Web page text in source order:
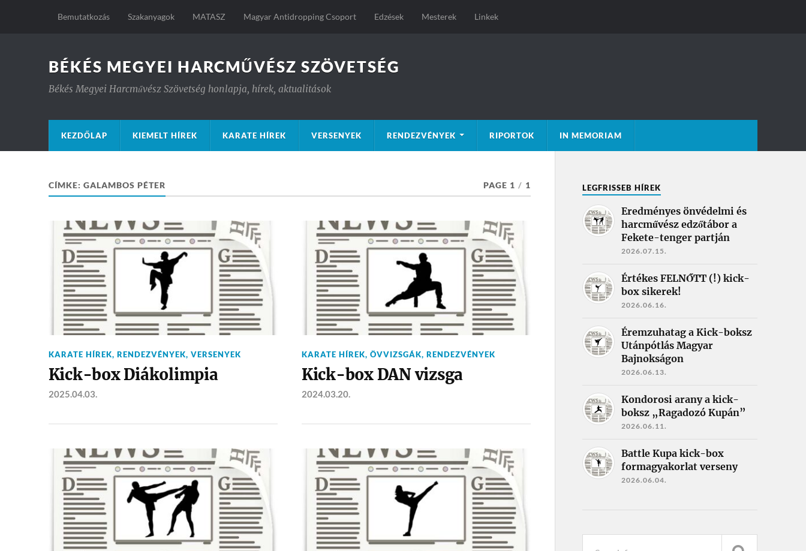
Bemutatkozás Szakanyagok MATASZ Magyar Antidropping Csoport Edzések Mesterek Linkek
BÉKÉS MEGYEI HARCMŰVÉSZ SZÖVETSÉG
Békés Megyei Harcművész Szövetség honlapja, hírek, aktualitások
KEZDŐLAP KIEMELT HÍREK KARATE HÍREK VERSENYEK RENDEZVÉNYEK RIPORTOK IN MEMORIAM
CÍMKE: GALAMBOS PÉTER PAGE 1 / 1
KARATE HÍREK, RENDEZVÉNYEK, VERSENYEK
Kick-box Diákolimpia
2025.04.03.
KARATE HÍREK, ÖVVIZSGÁK, RENDEZVÉNYEK
Kick-box DAN vizsga
2024.03.20.
LEGFRISSEB HÍREK
Eredményes önvédelmi és
harcművész edzőtábor a
Fekete-tenger partján
2026.07.15.
Értékes FELNŐTT (!) kick-
box sikerek!
2026.06.16.
Éremzuhatag a Kick-boksz
Utánpótlás Magyar
Bajnokságon
2026.06.13.
Kondorosi arany a kick-
boksz „Ragadozó Kupán”
2026.06.11.
Battle Kupa kick-box
formagyakorlat verseny
2026.06.04.